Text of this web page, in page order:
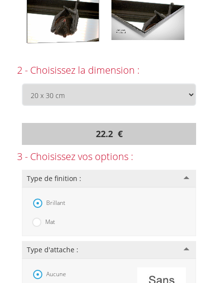
2 - Choisissez la dimension :
22.2 €
3 - Choisissez vos options :
Type de finition :
Brillant
Mat
Type d'attache :
Aucune